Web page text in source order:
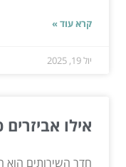
קרא עוד »
יול 19, 2025
אילו
חדר השירותים הוא